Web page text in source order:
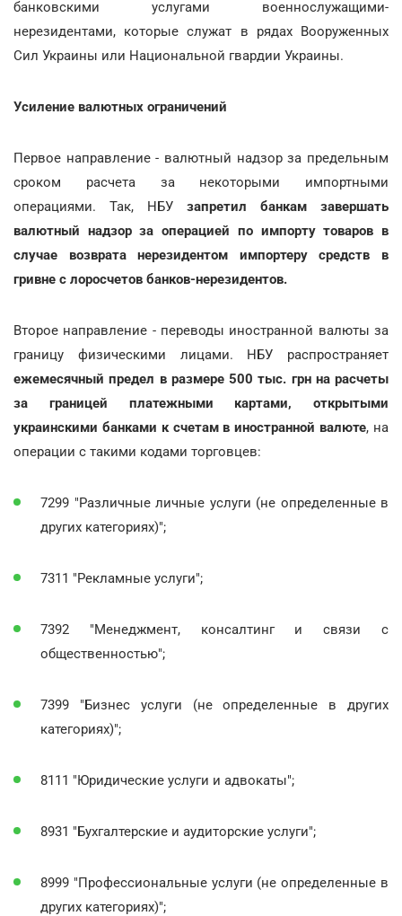
банковскими услугами военнослужащими-
нерезидентами, которые служат в рядах Вооруженных
Сил Украины или Национальной гвардии Украины.
Усиление валютных ограничений
Первое направление - валютный надзор за предельным
сроком расчета за некоторыми импортными
операциями. Так, НБУ запретил банкам завершать
валютный надзор за операцией по импорту товаров в
случае возврата нерезидентом импортеру средств в
гривне с лоросчетов банков-нерезидентов.
Второе направление - переводы иностранной валюты за
границу физическими лицами. НБУ распространяет
ежемесячный предел в размере 500 тыс. грн на расчеты
за границей платежными картами, открытыми
украинскими банками к счетам в иностранной валюте, на
операции с такими кодами торговцев:
7299 "Различные личные услуги (не определенные в
других категориях)";
7311 "Рекламные услуги";
7392 "Менеджмент, консалтинг и связи с
общественностью";
7399 "Бизнес услуги (не определенные в других
категориях)";
8111 "Юридические услуги и адвокаты";
8931 "Бухгалтерские и аудиторские услуги";
8999 "Профессиональные услуги (не определенные в
других категориях)";